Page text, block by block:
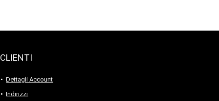
CLIENTI
Dettagli Account
Indirizzi